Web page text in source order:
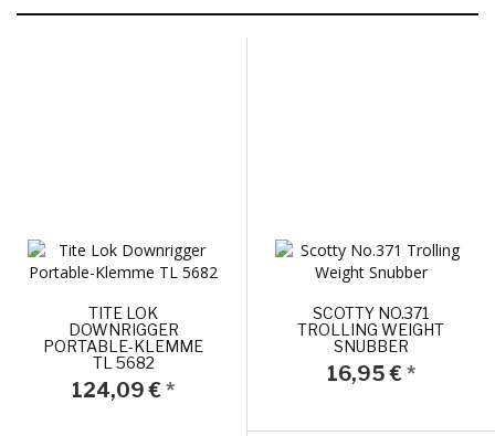
TITE LOK
DOWNRIGGER
PORTABLE-KLEMME
TL 5682
124,09 €*
SCOTTY NO.371
TROLLING WEIGHT
SNUBBER
16,95 € *